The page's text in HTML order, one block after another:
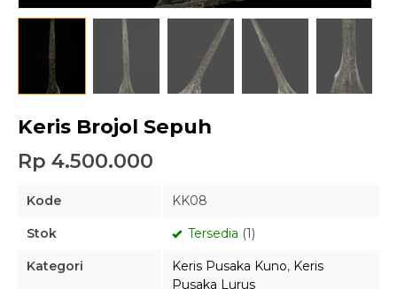
Keris Brojol Sepuh
Rp 4.500.000
Kode KK08
Stok Tersedia (1)
Kategori Keris Pusaka Kuno, Keris
Pusaka Lurus